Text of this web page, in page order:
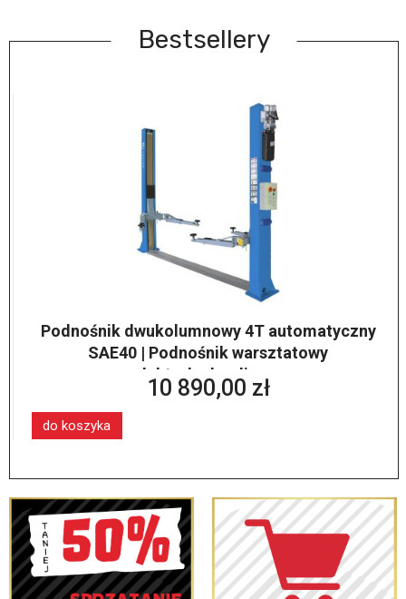
Bestsellery
Podnośnik dwukolumnowy 4T automatyczny
SAE40 | Podnośnik warsztatowy
elektrohydrauliczny
10 890,00 zł
do koszyka